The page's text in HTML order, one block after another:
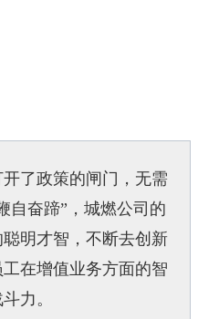
了政策的闸门，无需
自奋蹄”，城燃公司的
明才智，不断去创新
在增值业务方面的智
力。